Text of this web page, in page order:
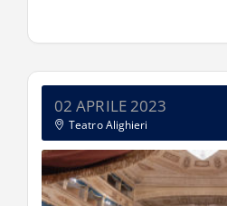
02 APRILE 2023
Teatro Alighieri